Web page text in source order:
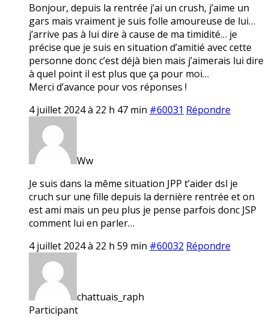
Bonjour, depuis la rentrée j’ai un crush, j’aime un
gars mais vraiment je suis folle amoureuse de lui…
j’arrive pas à lui dire à cause de ma timidité… je
précise que je suis en situation d’amitié avec cette
personne donc c’est déjà bien mais j’aimerais lui dire
à quel point il est plus que ça pour moi…
Merci d’avance pour vos réponses !
4 juillet 2024 à 22 h 47 min #60031 Répondre
Ww
Je suis dans la même situation JPP t’aider dsl je
cruch sur une fille depuis la dernière rentrée et on
est ami mais un peu plus je pense parfois donc JSP
comment lui en parler…
4 juillet 2024 à 22 h 59 min #60032 Répondre
chattuais_raph
Participant